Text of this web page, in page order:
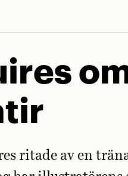
ritade av en